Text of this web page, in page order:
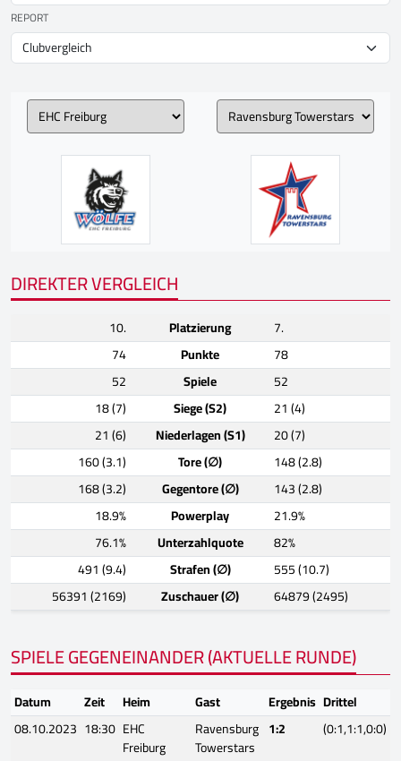
REPORT
DIREKTER VERGLEICH
10. Platzierung
7.
74
Punkte
78
52
Spiele
52
18 (7)
Siege (S2)
21 (4)
21 (6)
Niederlagen (S1)
20 (7)
160 (3.1)
Tore (∅)
148 (2.8)
168 (3.2)
Gegentore (∅)
143 (2.8)
18.9%
Powerplay
21.9%
76.1%
Unterzahlquote
82%
491 (9.4)
Strafen (∅)
555 (10.7)
56391 (2169)
Zuschauer (∅) 64879 (2495)
SPIELE GEGENEINANDER (AKTUELLE RUNDE)
Datum Zeit Heim Gast Ergebnis Drittel
08.10.2023 18:30 EHC
Freiburg
Ravensburg
Towerstars
1:2
(0:1,1:1,0:0)